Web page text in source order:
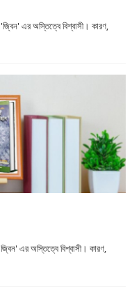
এর অস্তিত্বে বিশ্বাসী। কারণ,
এর অস্তিত্বে বিশ্বাসী। কারণ,